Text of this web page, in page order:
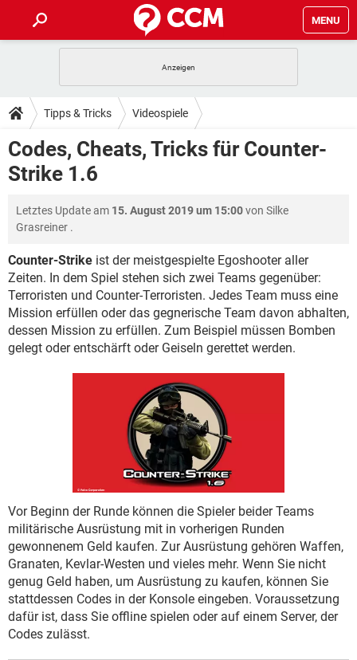
MENU
ANDROID IOS
WINDOWS 10 INSTAGRAM
WHATSAPP
TIPPS & TRICKS
SPIELE STREAMING
ANDROID IOS
WHATSAPP TIKTOK
DOWNLOADS
SPIELE
WINDOWS 10
WHATSAPP TIKTOK
FACEBOOK HARDWARE
FORUM
SPIELE STREAMING
WINDOWS 10 INSTAGRAM
WHATSAPP TIKTOK
LEXIKON
SPIELE STREAMING
ANDROID IOS
WINDOWS 10 INSTAGRAM
WHATSAPP TIKTOK
Tipps & Tricks Videospiele
Codes, Cheats, Tricks für Counter-
Strike 1.6
Letztes Update am 15. August 2019 um 15:00von Silke
Grasreiner .
Counter-Strike ist der meistgespielte Egoshooter aller
Zeiten. In dem Spiel stehen sich zwei Teams gegenüber:
Terroristen und Counter-Terroristen. Jedes Team muss eine
Mission erfüllen oder das gegnerische Team davon abhalten,
dessen Mission zu erfüllen. Zum Beispiel müssen Bomben
gelegt oder entschärft oder Geiseln gerettet werden.
Vor Beginn der Runde können die Spieler beider Teams
militärische Ausrüstung mit in vorherigen Runden
gewonnenem Geld kaufen. Zur Ausrüstung gehören Waffen,
Granaten, Kevlar-Westen und vieles mehr. Wenn Sie nicht
genug Geld haben, um Ausrüstung zu kaufen, können Sie
stattdessen Codes in der Konsole eingeben. Voraussetzung
dafür ist, dass Sie offline spielen oder auf einem Server, der
Codes zulässt.